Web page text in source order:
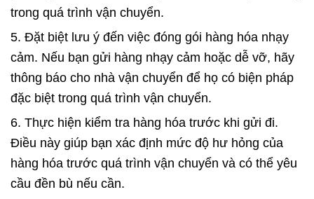
trong quá trình vận chuyển.
5. Đặt biệt lưu ý đến việc đóng gói hàng hóa nhạy
cảm. Nếu bạn gửi hàng nhạy cảm hoặc dễ vỡ, hãy
thông báo cho nhà vận chuyển để họ có biện pháp
đặc biệt trong quá trình vận chuyển.
6. Thực hiện kiểm tra hàng hóa trước khi gửi đi.
Điều này giúp bạn xác định mức độ hư hỏng của
hàng hóa trước quá trình vận chuyển và có thể yêu
cầu đền bù nếu cần.